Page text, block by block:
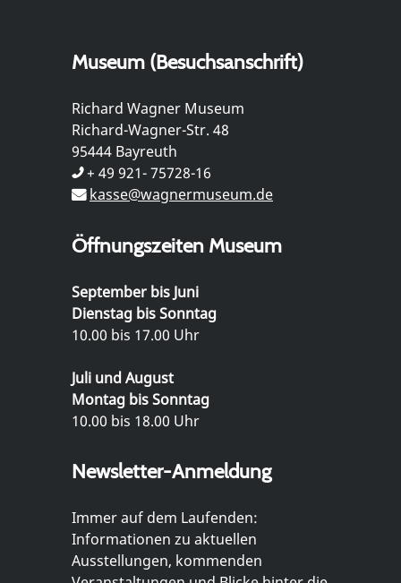
Museum (Besuchsanschrift)
Richard Wagner Museum
Richard-Wagner-Str. 48
95444 Bayreuth
+ 49 921- 75728-16
kasse@wagnermuseum.de
Öffnungszeiten Museum
September bis Juni
Dienstag bis Sonntag
10.00 bis 17.00 Uhr
Juli und August
Montag bis Sonntag
10.00 bis 18.00 Uhr
Newsletter-Anmeldung
Immer auf dem Laufenden:
Informationen zu aktuellen
Ausstellungen, kommenden